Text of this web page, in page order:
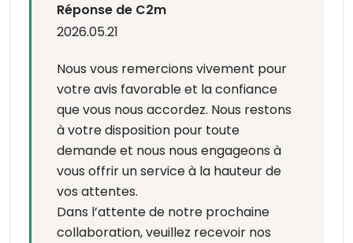
Réponse de C2m
2026.05.21
Nous vous remercions vivement pour
votre avis favorable et la confiance
que vous nous accordez. Nous restons
à votre disposition pour toute
demande et nous nous engageons à
vous offrir un service à la hauteur de
vos attentes.
Dans l’attente de notre prochaine
collaboration, veuillez recevoir nos